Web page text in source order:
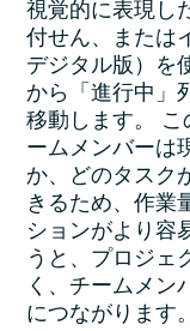
視覚的に表現し
付せん、または
デジタル版）を
から「進行中」
移動します。 こ
ームメンバーは
か、どのタスク
きるため、作業
ションがより容
うと、プロジェ
く、チームメン
につながります。